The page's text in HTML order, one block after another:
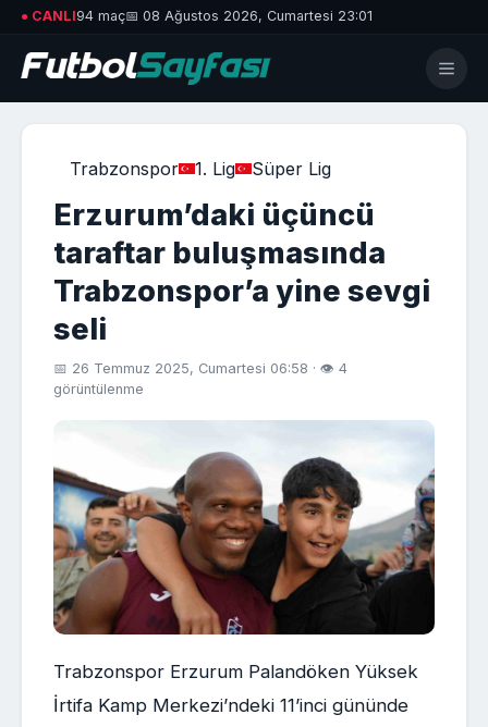
● CANLI94 maç📅 08 Ağustos 2026, Cumartesi 23:01
Trabzonspor 1. Lig Süper Lig
Erzurum’daki üçüncü
taraftar buluşmasında
Trabzonspor’a yine sevgi
seli
📅 26 Temmuz 2025, Cumartesi 06:58 · 👁 4
görüntülenme
Trabzonspor Erzurum Palandöken Yüksek
İrtifa Kamp Merkezi’ndeki 11’inci gününde